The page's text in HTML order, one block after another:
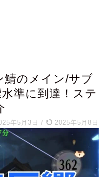
鯖のメイン/サブ
準に到達！ステ
年5月3日 / 2025年5月8日